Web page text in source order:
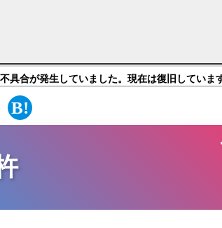
ラ紹介
具合が発生していました。現在は復旧していま